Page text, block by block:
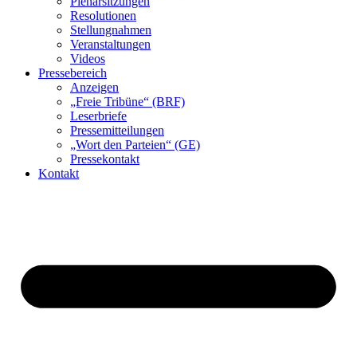
Resolutionen
Stellungnahmen
Veranstaltungen
Videos
Pressebereich
Anzeigen
„Freie Tribüne“ (BRF)
Leserbriefe
Pressemitteilungen
„Wort den Parteien“ (GE)
Pressekontakt
Kontakt